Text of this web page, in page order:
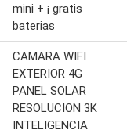
mini + ¡ gratis
baterias
CAMARA WIFI
EXTERIOR 4G
PANEL SOLAR
RESOLUCION 3K
INTELIGENCIA